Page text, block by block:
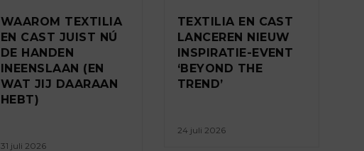
WAAROM TEXTILIA
EN CAST JUIST NÚ
DE HANDEN
INEENSLAAN (EN
WAT JIJ DAARAAN
HEBT)
31 juli 2026
TEXTILIA EN CAST
LANCEREN NIEUW
INSPIRATIE-EVENT
‘BEYOND THE
TREND’
24 juli 2026